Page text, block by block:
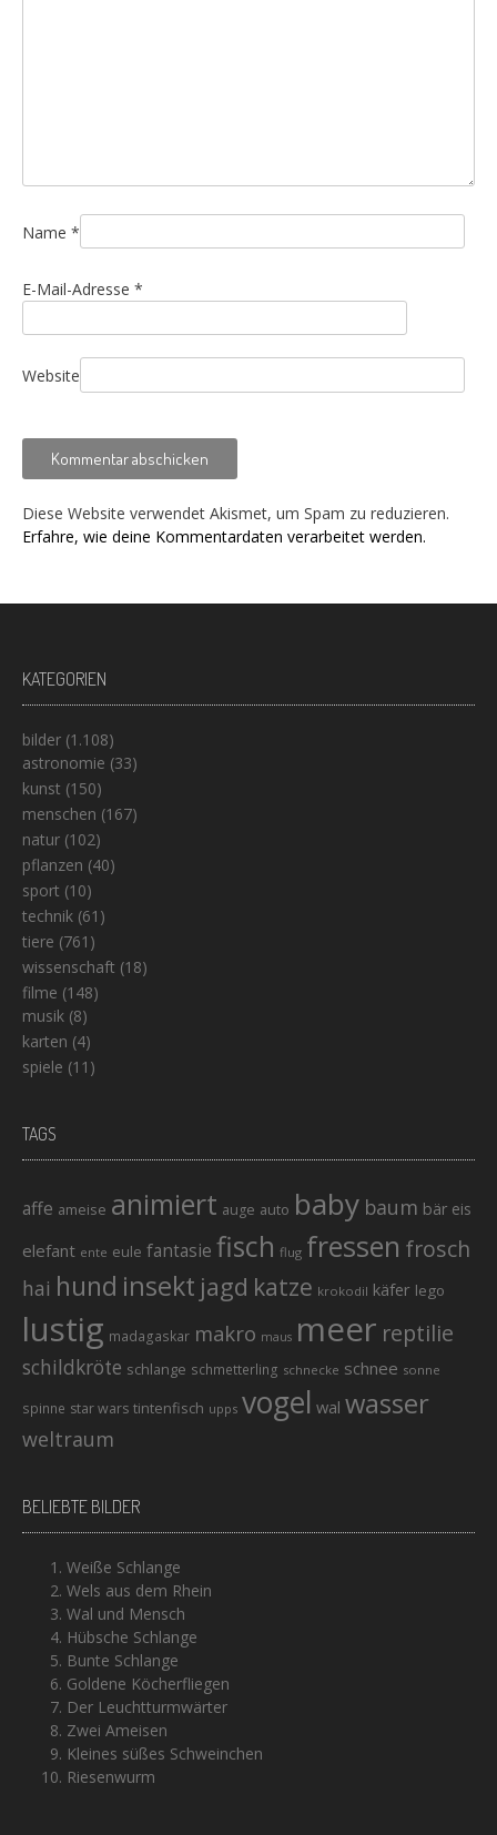
Name *
E-Mail-Adresse *
Website
Diese Website verwendet Akismet, um Spam zu reduzieren.
Erfahre, wie deine Kommentardaten verarbeitet werden.
KATEGORIEN
bilder (1.108)
astronomie (33)
kunst (150)
menschen (167)
natur (102)
pflanzen (40)
sport (10)
technik (61)
tiere (761)
wissenschaft (18)
filme (148)
musik (8)
karten (4)
spiele (11)
TAGS
affe ameise animiert auge auto baby baum bär eis
elefant ente eule fantasie fisch flug fressen frosch
hai hund insekt jagd katze krokodil käfer lego
lustig madagaskar makro maus meer reptilie
schildkröte schlange schmetterling schnecke schnee sonne
spinne star wars tintenfisch upps vogel wal wasser
weltraum
BELIEBTE BILDER
Weiße Schlange
Wels aus dem Rhein
Wal und Mensch
Hübsche Schlange
Bunte Schlange
Goldene Köcherfliegen
Der Leuchtturmwärter
Zwei Ameisen
Kleines süßes Schweinchen
Riesenwurm